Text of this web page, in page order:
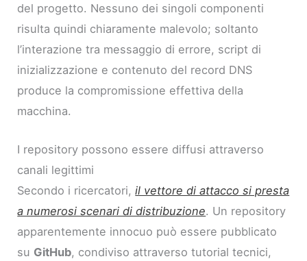
del progetto. Nessuno dei singoli componenti
risulta quindi chiaramente malevolo; soltanto
l’interazione tra messaggio di errore, script di
inizializzazione e contenuto del record DNS
produce la compromissione effettiva della
macchina.
I repository possono essere diffusi attraverso
canali legittimi
Secondo i ricercatori,il vettore di attacco si presta
a numerosi scenari di distribuzione. Un repository
apparentemente innocuo può essere pubblicato
su GitHub, condiviso attraverso tutorial tecnici,